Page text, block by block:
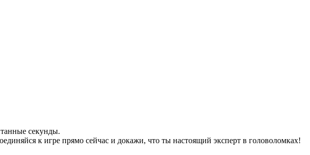
секунды.
к игре прямо сейчас и докажи, что ты настоящий эксперт в головоломках!